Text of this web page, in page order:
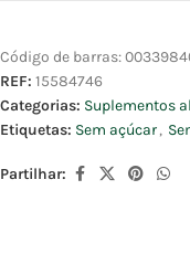
Código de barras:
REF: 15584746
Categorias: Suplementos
Etiquetas: Sem açúcar,
Partilhar: